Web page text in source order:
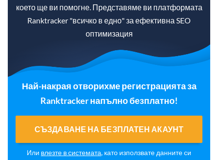
което ще ви помогне. Представяме ви платформата
Ranktracker "всичко в едно" за ефективна SEO
оптимизация
Най-накрая отворихме регистрацията за
Ranktracker напълно безплатно!
СЪЗДАВАНЕ НА БЕЗПЛАТЕН АКАУНТ
Или влезте в системата, като използвате данните си